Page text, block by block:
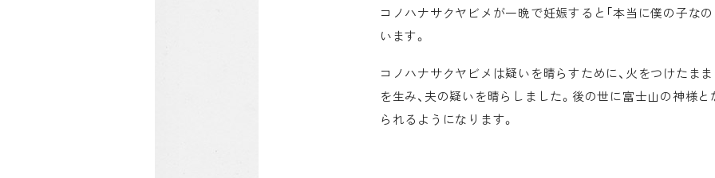
コノハナサクヤビメが一晩で妊娠すると「本当に僕の子な
います。
コノハナサクヤビメは疑いを晴らすために、火をつけたま
を生み、夫の疑いを晴らしました。後の世に富士山の神様
られるようになります。